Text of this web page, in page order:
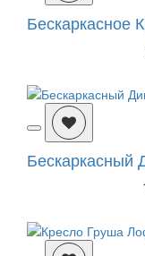
Бескаркасное
Бескаркасный